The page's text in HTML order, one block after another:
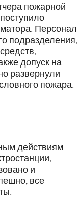
пожарной
Персонал
подразделения,
допуск на
развернули
пожара.
действиям
и
все